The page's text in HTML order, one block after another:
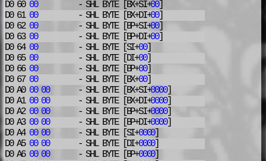
D0 60 00 - SHLBYTE [BX+SI+00]
D0 61 00 - SHLBYTE [BX+DI+00]
D0 62 00 - SHLBYTE [BP+SI+00]
D0 63 00 - SHLBYTE [BP+DI+00]
D0 64 00 - SHLBYTE [SI+00]
D0 65 00 - SHLBYTE [DI+00]
D0 66 00 - SHLBYTE [BP+00]
D0 67 00 - SHLBYTE [BX+00]
D0 A0 00 00 - SHLBYTE [BX+SI+0000]
D0 A1 00 00 - SHLBYTE [BX+DI+0000]
D0 A2 00 00 - SHLBYTE [BP+SI+0000]
D0 A3 00 00 - SHLBYTE [BP+DI+0000]
D0 A4 00 00 - SHLBYTE [SI+0000]
D0 A5 00 00 - SHLBYTE [DI+0000]
D0 A6 00 00 - SHLBYTE [BP+0000]